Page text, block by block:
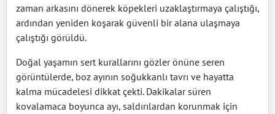
zaman arkasını dönerek köpekleri uzaklaştırmaya çalıştığı,
ardından yeniden koşarak güvenli bir alana ulaşmaya
çalıştığı görüldü.
Doğal yaşamın sert kurallarını gözler önüne seren
görüntülerde, boz ayının soğukkanlı tavrı ve hayatta
kalma mücadelesi dikkat çekti. Dakikalar süren
kovalamaca boyunca ayı, saldırılardan korunmak için